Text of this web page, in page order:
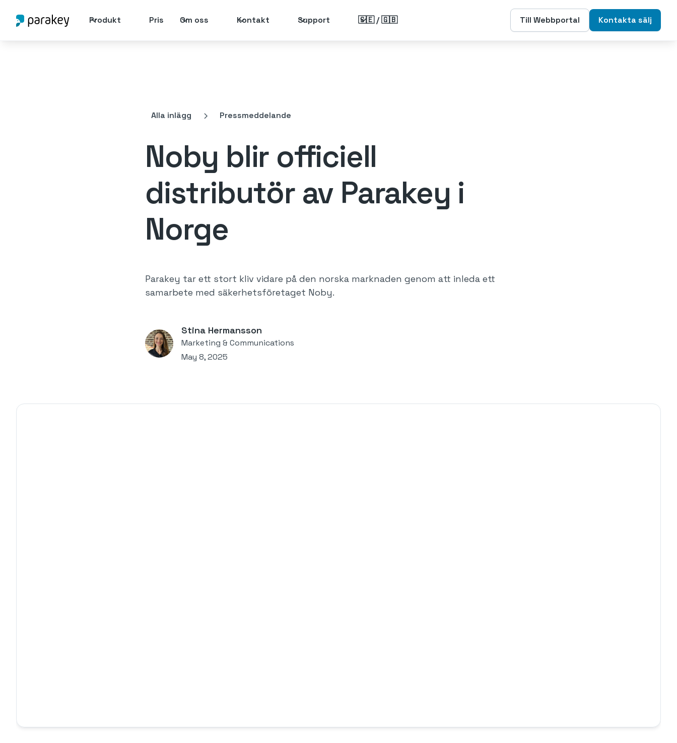
Produkt Pris Om oss Kontakt Support 🇸🇪 / 🇬🇧 Till Webbportal Kontakta sälj
Alla inlägg Pressmeddelande
Noby blir officiell
distributör av Parakey i
Norge
Parakey tar ett stort kliv vidare på den norska marknaden genom att inleda ett
samarbete med säkerhetsföretaget Noby.
Stina Hermansson
Marketing & Communications
May 8, 2025